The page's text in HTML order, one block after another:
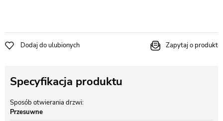
Dodaj do ulubionych Zapytaj o produkt
Specyfikacja produktu
Sposób otwierania drzwi
Przesuwne